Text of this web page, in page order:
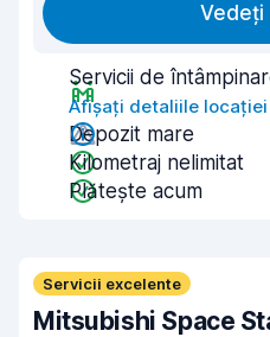
Servicii de
Afișați detaliile locației
Depozit mare
Kilometraj nelimitat
Plătește acum
Servicii excelente
Mitsubishi Space